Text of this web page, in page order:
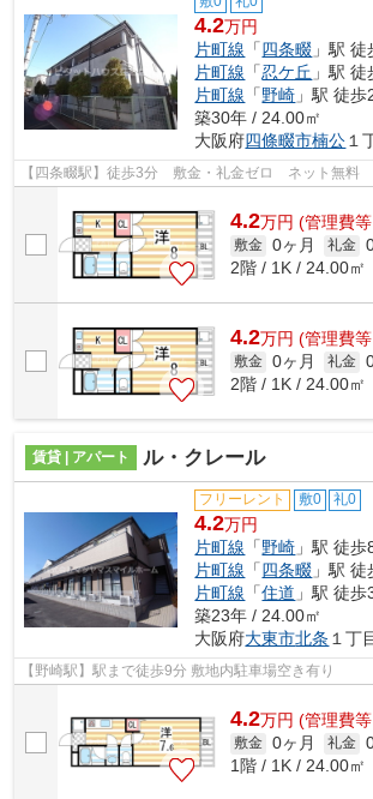
4.2万円
片町線 「四条畷 」駅
片町線 「忍ケ丘 」駅
片町線 「野崎 」駅 徒歩
築30年 / 24.00㎡
大阪府四條畷市楠公 １
【四条畷駅】徒歩3分 敷金・礼金ゼロ ネット無料
4.2万円 (管理費
敷金 0ヶ月 礼金
2階 / 1K / 24.00㎡
4.2万円 (管理費
敷金 0ヶ月 礼金
2階 / 1K / 24.00㎡
賃貸 | アパート ル・クレール
フリーレント 敷0 礼0
4.2万円
片町線 「野崎 」駅 徒歩
片町線 「四条畷 」駅
片町線 「住道 」駅 徒歩
築23年 / 24.00㎡
大阪府大東市北条 １丁
【野崎駅】駅まで徒歩9分 敷地内駐車場空き有り
4.2万円 (管理費
敷金 0ヶ月 礼金
1階 / 1K / 24.00㎡